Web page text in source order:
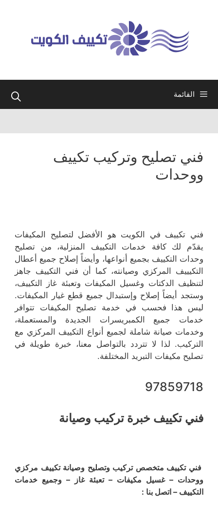
القائمة
فني تصليح وتركيب تكييف
ووحدات
فني تكييف في الكويت هو الأفضل لتصليح المكيفات
يقدّم لك كافة خدمات التكييف المنزلية، من تصليح
وحدات التكييف بجميع أنواعها، وأيضاً إصلاح جميع أعطال
التكيييف المركزي وصيانته، كما أن فني التكييف جاهز
لتنظيف الدكتات وغسيل المكيفات وتعبئة غاز التكييف،
وستجد أيضاً إصلاح وإستبدال جميع قطع غيار المكيفات.
ليس هذا فحسب في خدمة تصليح المكيفات تتوافر
خدمات جميع الكمبريسرات الجديدة والمستعملة،
وخدمات صيانة شاملة لجميع أنواع التكييف المركزي مع
التركيب. لذا لا تتردد بالتواصل معنا، خبرة طويلة في
تصليح مكيفات التبريد المختلفة.
97859718
فني تكييف خبرة تركيب وصيانة
فني تكييف متخصص تركيب وتصليح وصيانة تكييف مركزي
ووحدات – غسيل مكيفات – تعبئة غاز – وجميع خدمات
التكييف – اتصل بنا :